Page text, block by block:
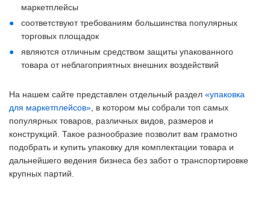
маркетплейсы
соответствуют требованиям большинства популярных
торговых площадок
являются отличным средством защиты упакованного
товара от неблагоприятных внешних воздействий
На нашем сайте представлен отдельный раздел «упаковка
для маркетплейсов» , в котором мы собрали топ самых
популярных товаров, различных видов, размеров и
конструкций. Такое разнообразие позволит вам грамотно
подобрать и купить упаковку для комплектации товара и
дальнейшего ведения бизнеса без забот о транспортировке
крупных партий.